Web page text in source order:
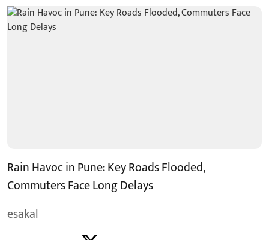
Rain Havoc in Pune: Key Roads Flooded,
Commuters Face Long Delays
esakal